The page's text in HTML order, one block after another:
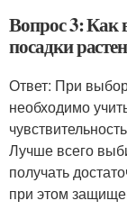
Вопрос 3: Как
посадки
Ответ: При
необходимо
Лучше всего
получать
при этом